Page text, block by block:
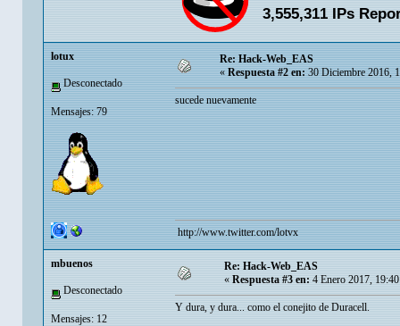
lotux
Desconectado
Mensajes: 79
Re: Hack-Web_EAS
«Respuesta #2 en:30 Diciembre 2016,
sucede nuevamente
http://www.twitter.com/lotvx
mbuenos
Desconectado
Mensajes: 12
Re: Hack-Web_EAS
« Respuesta #3 en: 4 Enero 2017,
Y dura, y dura... como el conejito de Duracell.